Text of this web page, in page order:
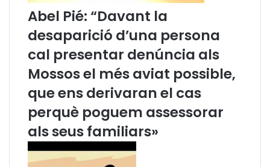
ó
d
e
a
p
r
e
ó
p
Abel Pié: “Davant la
desaparició d’una persona
cal presentar denúncia als
Mossos el més aviat possible,
que ens derivaran el cas
perquè poguem assessorar
als seus familiars»